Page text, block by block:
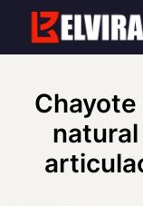
content